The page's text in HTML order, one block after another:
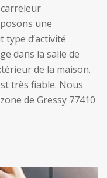
une
d’activité
dans la salle de
de la maison.
très fiable. Nous
de Gressy 77410